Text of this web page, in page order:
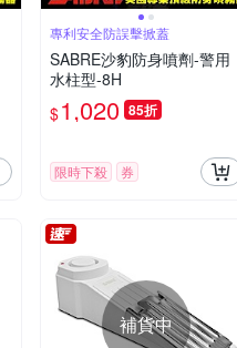
專利安全防誤擊掀蓋
SABRE沙豹防身噴劑-警用
水柱型-8H
$1,020 85折
限時下殺 券
補貨中